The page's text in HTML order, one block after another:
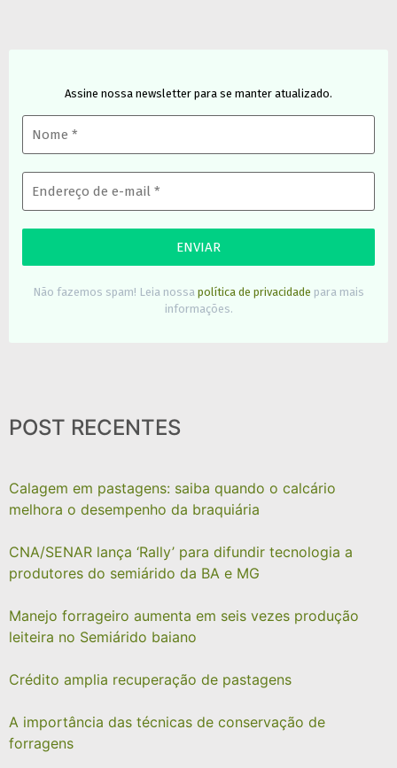
Assine nossa newsletter para se manter atualizado.
Não fazemos spam! Leia nossa política de privacidade para mais
informações.
POST RECENTES
Calagem em pastagens: saiba quando o calcário
melhora o desempenho da braquiária
CNA/SENAR lança ‘Rally’ para difundir tecnologia a
produtores do semiárido da BA e MG
Manejo forrageiro aumenta em seis vezes produção
leiteira no Semiárido baiano
Crédito amplia recuperação de pastagens
A importância das técnicas de conservação de
forragens